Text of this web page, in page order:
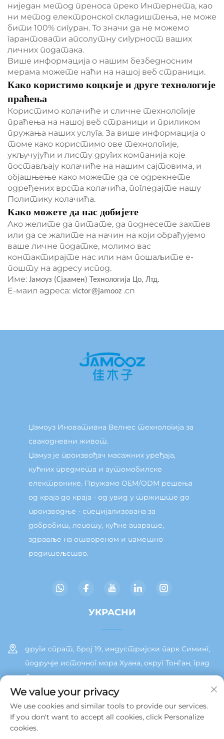
ниједан метод преноса преко Интернета, као
ни метод електронског складиштења, не може
бити 100% сигуран. То значи да не можемо
гарантовати апсолутну сигурност ваших
личних података.
Више информација о нашим безбедносним
мерама можете наћи на нашој веб страници.
Како користимо коцкије и друге технологије
праћења
Користимо колачиће и сличне технологије
праћења на нашој веб страници и приликом
пружања наших услуга. За више информација о
томе како користимо ове технологије,
укључујући и листу других компанија које
постављају колачиће на нашим сајтовима, и
објашњење како можете да се одрекнете
одређених врста колачића, погледајте нашу
Политику колачића.
Како можете да нас добијете
Ако желите да питате, да поднесете захтев
или да се жалите на начин на који обрађујемо
ваше личне податке, молимо вас
контактирајте нас или нам пошаљите е-
пошту на адресу испод.
Име: Јамоуз (Сјаамен) Технологија Цо, Лтд.
Е-маил адреса: victor@jamooz .cn
Џамоуз Иновативна Велнес технологија за
свакодневни живот.
Џамуз је произвођач масажних уређаја,
кућних предмета и аутомобилске
електронике. Пружамо OEM/ODM решења
од краја до краја - од увид у тржиште до
производње - специјализована за
добробит, лепоту, кућне апарате,
здравље на отвореном и паметно
родитељство.
УКРАСНИ
други спрат, број 19, индустријски парк Симинг,
подручје источног мора Хуана, округ Тонг'ан, град
Сиамен
+86 13215929911
[email protected]
We value your privacy
We use cookies and similar tools to provide our services.
If you don't want to accept all cookies, click Personalize
cookies.